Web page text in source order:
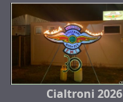
Cialtroni 2026